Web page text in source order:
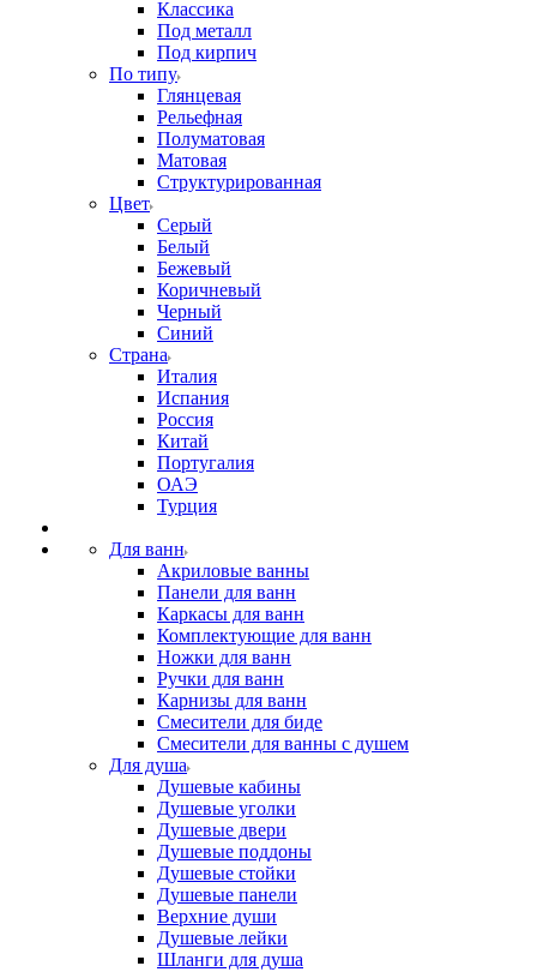
Классика
Под металл
Под кирпич
По типу
Глянцевая
Рельефная
Полуматовая
Матовая
Структурированная
Цвет
Серый
Белый
Бежевый
Коричневый
Черный
Синий
Страна
Италия
Испания
Россия
Китай
Португалия
ОАЭ
Турция
Для ванн
Акриловые ванны
Панели для ванн
Каркасы для ванн
Комплектующие для ванн
Ножки для ванн
Ручки для ванн
Карнизы для ванн
Смесители для биде
Смесители для ванны с душем
Для душа
Душевые кабины
Душевые уголки
Душевые двери
Душевые поддоны
Душевые стойки
Душевые панели
Верхние души
Душевые лейки
Шланги для душа